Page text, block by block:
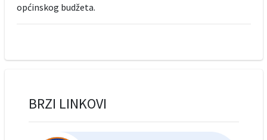
općinskog budžeta.
BRZI LINKOVI